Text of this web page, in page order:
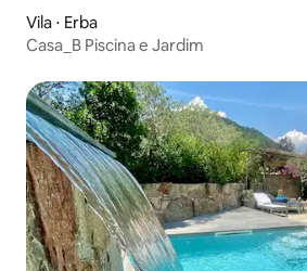
Vila ⋅ Erba
Casa_B Piscina e Jardim